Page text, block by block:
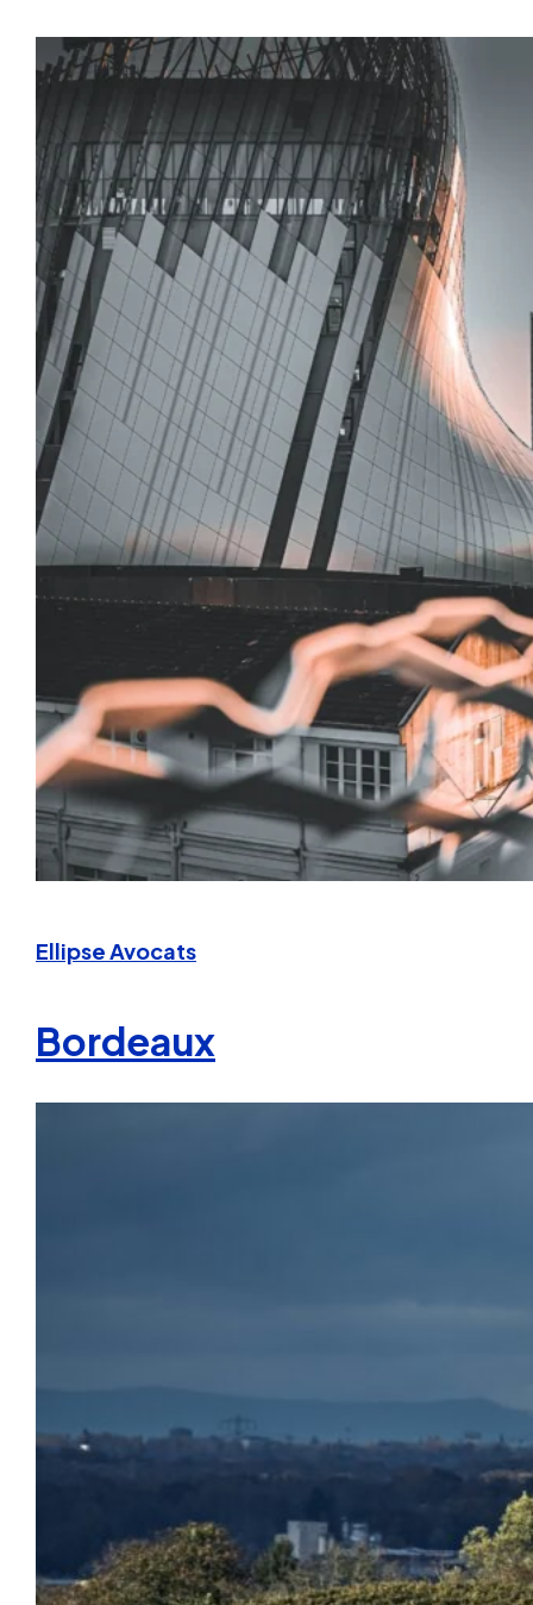
Ellipse Avocats
Bordeaux